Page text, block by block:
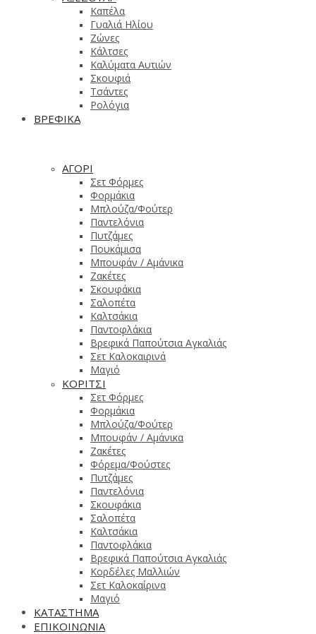
Καπέλα
Γυαλιά Ηλίου
Ζώνες
Κάλτσες
Καλύματα Αυτιών
Σκουφιά
Τσάντες
Ρολόγια
ΒΡΕΦΙΚΑ
ΑΓΟΡΙ
Σετ Φόρμες
Φορμάκια
Μπλούζα/Φούτερ
Παντελόνια
Πυτζάμες
Πουκάμισα
Μπουφάν / Αμάνικα
Ζακέτες
Σκουφάκια
Σαλοπέτα
Καλτσάκια
Παντοφλάκια
Βρεφικά Παπούτσια Αγκαλιάς
Σετ Καλοκαιρινά
Μαγιό
ΚΟΡΙΤΣΙ
Σετ Φόρμες
Φορμάκια
Μπλούζα/Φούτερ
Μπουφάν / Αμάνικα
Ζακέτες
Φόρεμα/Φούστες
Πυτζάμες
Παντελόνια
Σκουφάκια
Σαλοπέτα
Καλτσάκια
Παντοφλάκια
Βρεφικά Παπούτσια Αγκαλιάς
Κορδέλες Μαλλιών
Σετ Καλοκαίρινα
Μαγιό
ΚΑΤΑΣΤΗΜΑ
ΕΠΙΚΟΙΝΩΝΙΑ